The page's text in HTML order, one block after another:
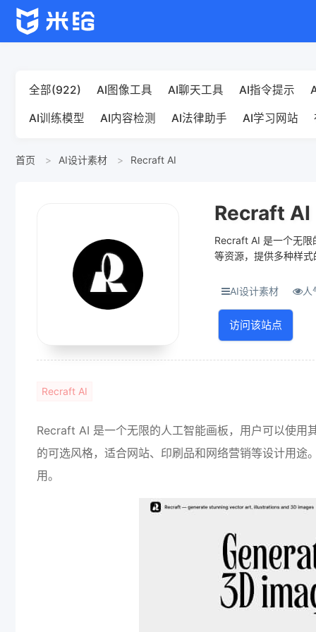
全部(922) AI图像工具 AI聊天工具 AI指令提示
AI训练模型 AI内容检测 AI法律助手 AI学习网站
首页 AI设计素材 Recraft AI
Recraft AI
Recraft AI 是一个无限
等资源，提供多种样
AI设计素材
人
访问该站点
Recraft AI
Recraft AI 是一个无限的人工智能画板，用户可以使用
的可选风格，适合网站、印刷品和网络营销等设计用
用。